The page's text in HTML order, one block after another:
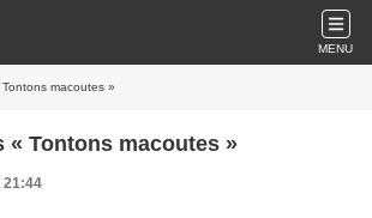
MENU
macoutes »
« Tontons macoutes »
21:44